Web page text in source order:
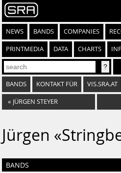
NEWS BANDS COMPANIES
PRINTMEDIA DATA CHARTS
BANDS KONTAKT FÜR VIS.SRA.AT
« JÜRGEN STEYER
Jürgen
BANDS